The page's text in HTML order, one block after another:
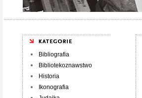
Bibliografia
Bibliotekoznawstwo
Historia
Ikonografia